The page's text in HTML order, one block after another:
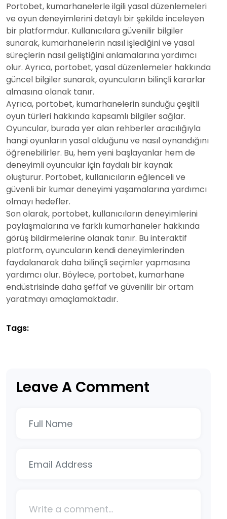
Portobet, kumarhanelerle ilgili yasal düzenlemeleri
ve oyun deneyimlerini detaylı bir şekilde inceleyen
bir platformdur. Kullanıcılara güvenilir bilgiler
sunarak, kumarhanelerin nasıl işlediğini ve yasal
süreçlerin nasıl geliştiğini anlamalarına yardımcı
olur. Ayrıca, portobet, yasal düzenlemeler hakkında
güncel bilgiler sunarak, oyuncuların bilinçli kararlar
almasına olanak tanır.
Ayrıca, portobet, kumarhanelerin sunduğu çeşitli
oyun türleri hakkında kapsamlı bilgiler sağlar.
Oyuncular, burada yer alan rehberler aracılığıyla
hangi oyunların yasal olduğunu ve nasıl oynandığını
öğrenebilirler. Bu, hem yeni başlayanlar hem de
deneyimli oyuncular için faydalı bir kaynak
oluşturur. Portobet, kullanıcıların eğlenceli ve
güvenli bir kumar deneyimi yaşamalarına yardımcı
olmayı hedefler.
Son olarak, portobet, kullanıcıların deneyimlerini
paylaşmalarına ve farklı kumarhaneler hakkında
görüş bildirmelerine olanak tanır. Bu interaktif
platform, oyuncuların kendi deneyimlerinden
faydalanarak daha bilinçli seçimler yapmasına
yardımcı olur. Böylece, portobet, kumarhane
endüstrisinde daha şeffaf ve güvenilir bir ortam
yaratmayı amaçlamaktadır.
Tags:
Leave A Comment